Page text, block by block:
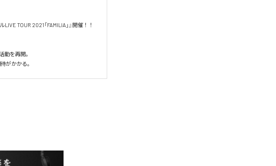
TOUR 2021「FAMILIA」』開催！！
を再開。
がかかる。